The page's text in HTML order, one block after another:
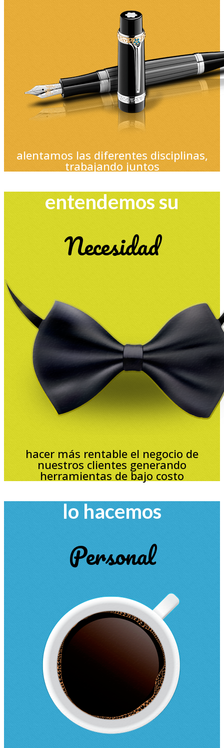
alentamos las diferentes disciplinas,
trabajando juntos
entendemos su
Necesidad
hacer más rentable el negocio de
nuestros clientes generando
herramientas de bajo costo
lo hacemos
Personal